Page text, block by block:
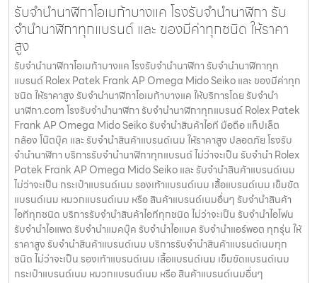
รับจำนำนาฬิกาโอเมก้าบางแค โรงรับจำนำนาฬิกา รับ
จำนำนาฬิกาทุกแบรนด์ และ ของมีค่าทุกชนิด ให้ราคา
สูง
รับจำนำนาฬิกาโอเมก้าบางแค โรงรับจำนำนาฬิกา รับจำนำนาฬิกาทุก
แบรนด์ Rolex Patek Frank AP Omega Mido Seiko และ ของมีค่าทุก
ชนิด ให้ราคาสูง รับจำนำนาฬิกาโอเมก้าบางแค ให้บริการโดย รับจํานํา
นาฬิกา.com โรงรับจำนำนาฬิกา รับจำนำนาฬิกาทุกแบรนด์ Rolex Patek
Frank AP Omega Mido Seiko รับจำนำสินค้าไอที มือถือ แท็ปเล็ต
กล้อง โน๊ตบุ๊ค และ รับจำนำสินค้าแบรนด์เนม ให้ราคาสูง ปลอดภัย โรงรับ
จำนำนาฬิกา บริการรับจำนำนาฬิกาทุกแบรนด์ ไม่ว่าจะเป็น รับจำนำ Rolex
Patek Frank AP Omega Mido Seiko และ รับจำนำสินค้าแบรนด์เนม
ไม่ว่าจะเป็น กระเป๋าแบรนด์เนม รองเท้าแบรนด์เนม เสื้อแบรนด์เนม เข็มขัด
แบรนด์เนม หมวกแบรนด์เนม หรือ สินค้าแบรนด์เนมอื่นๆ รับจำนำสินค้า
ไอทีทุกชนิด บริการรับจำนำสินค้าไอทีทุกชนิด ไม่ว่าจะเป็น รับจำนำไอโฟน
รับจำนำไอแพด รับจำนำแมคบุ๊ค รับจำนำไอแมค รับจำนำแอร์พอต ทุกรุ่น ให้
ราคาสูง รับจำนำสินค้าแบรนด์เนม บริการรับจำนำสินค้าแบรนด์เนมทุก
ชนิด ไม่ว่าจะเป็น รองเท้าแบรนด์เนม เสื้อแบรนด์เนม เข็มขัดแบรนด์เนม
กระเป๋าแบรนด์เนม หมวกแบรนด์เนม หรือ สินค้าแบรนด์เนมอื่นๆ